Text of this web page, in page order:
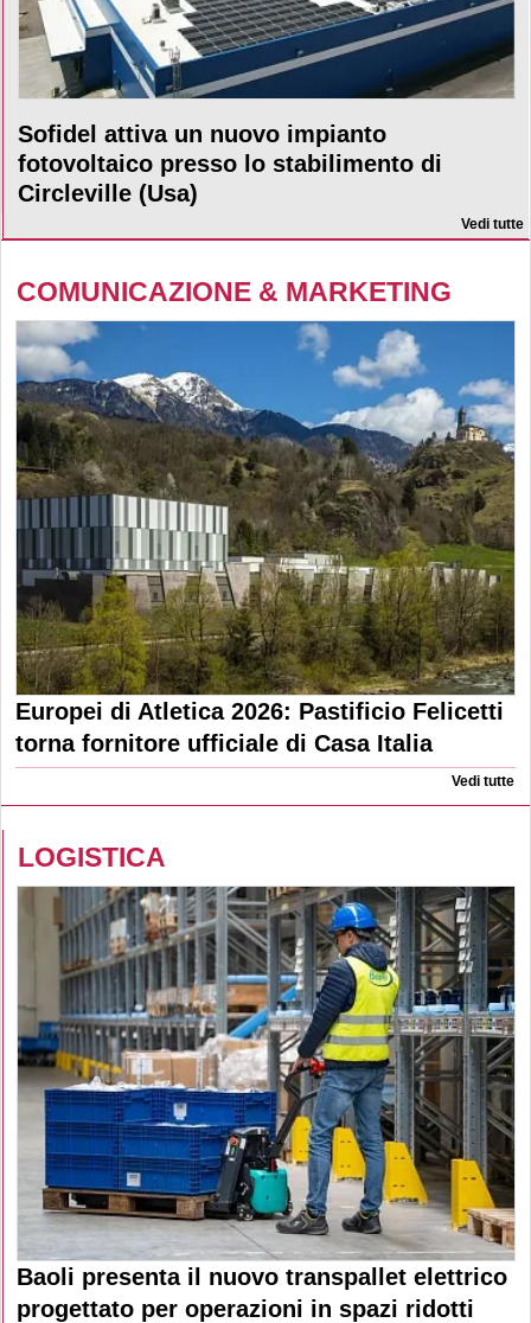
Sofidel attiva un nuovo impianto
fotovoltaico presso lo stabilimento di
Circleville (Usa)
Vedi tutte
COMUNICAZIONE & MARKETING
Europei di Atletica 2026: Pastificio Felicetti
torna fornitore ufficiale di Casa Italia
Vedi tutte
LOGISTICA
Baoli presenta il nuovo transpallet elettrico
progettato per operazioni in spazi ridotti